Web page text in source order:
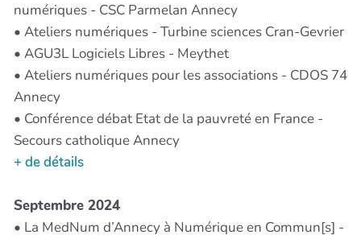
numériques - CSC Parmelan Annecy
• Ateliers numériques - Turbine sciences Cran-Gevrier
• AGU3L Logiciels Libres - Meythet
• Ateliers numériques pour les associations - CDOS 74
Annecy
• Conférence débat Etat de la pauvreté en France -
Secours catholique Annecy
+ de détails
Septembre 2024
• La MedNum d’Annecy à Numérique en Commun[s] -